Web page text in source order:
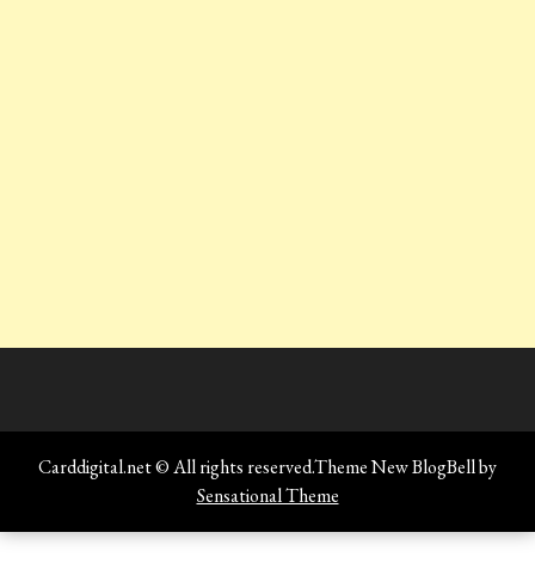
Carddigital.net © All rights reserved.Theme New BlogBell by
Sensational Theme